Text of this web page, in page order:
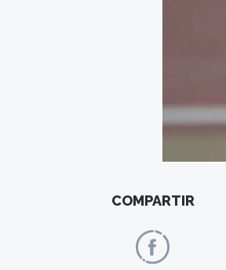
COMPARTIR